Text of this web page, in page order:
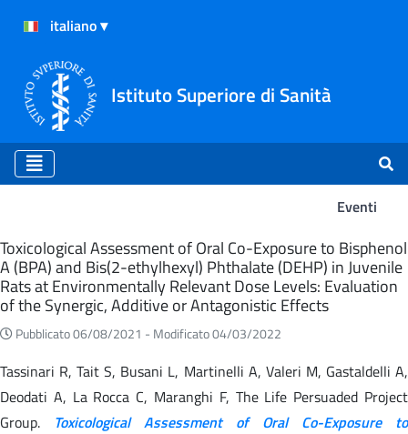
Istituto Superiore di Sanità
Eventi
Eventi
Toxicological Assessment of Oral Co-Exposure to Bisphenol
A (BPA) and Bis(2-ethylhexyl) Phthalate (DEHP) in Juvenile
Rats at Environmentally Relevant Dose Levels: Evaluation
of the Synergic, Additive or Antagonistic Effects
Pubblicato 06/08/2021 - Modificato 04/03/2022
Tassinari R, Tait S, Busani L, Martinelli A, Valeri M, Gastaldelli A,
Deodati A, La Rocca C, Maranghi F, The Life Persuaded Project
Group. Toxicological Assessment of Oral Co-Exposure to